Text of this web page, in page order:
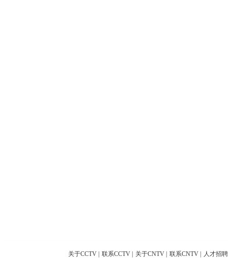
关于CCTV 联系CCTV 关于CNTV 联系CNTV 人才招聘